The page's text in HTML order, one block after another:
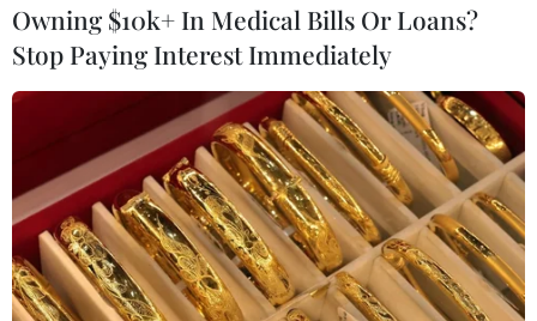
Owning $10k+ In Medical Bills Or Loans?
Stop Paying Interest Immediately